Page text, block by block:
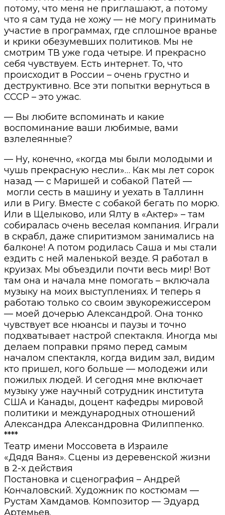
потому, что меня не приглашают, а потому
что я сам туда не хожу — не могу принимать
участие в программах, где сплошное вранье
и крики обезумевших политиков. Мы не
смотрим ТВ уже года четыре. И прекрасно
себя чувствуем. Есть интернет. То, что
происходит в России – очень грустно и
деструктивно. Все эти попытки вернуться в
СССР – это ужас.
— Вы любите вспоминать и какие
воспоминание ваши любимые, вами
взлелеянные?
— Ну, конечно, «когда мы были молодыми и
чушь прекрасную несли»… Как мы лет сорок
назад — с Маришей и собакой Патей —
могли сесть в машину и уехать в Таллинн
или в Ригу. Вместе с собакой бегать по морю.
Или в Щелыково, или Ялту в «Актер» – там
собиралась очень веселая компания. Играли
в скрабл, даже спиритизмом занимались на
балконе! А потом родилась Саша и мы стали
ездить с ней маленькой везде. Я работал в
круизах. Мы объездили почти весь мир! Вот
там она и начала мне помогать – включала
музыку на моих выступлениях. И теперь я
работаю только со своим звукорежиссером
— моей дочерью Александрой. Она тонко
чувствует все нюансы и паузы и точно
подхватывает настрой спектакля. Иногда мы
делаем поправки прямо перед самым
началом спектакля, когда видим зал, видим
кто пришел, кого больше — молодежи или
пожилых людей. И сегодня мне включает
музыку уже научный сотрудник института
США и Канады, доцент кафедры мировой
политики и международных отношений
Александра Александровна Филиппенко.
****
Театр имени Моссовета в Израиле
«Дядя Ваня». Сцены из деревенской жизни
в 2-х действия
Постановка и сценография – Андрей
Кончаловский. Художник по костюмам —
Рустам Хамдамов. Композитор — Эдуард
Артемьев.